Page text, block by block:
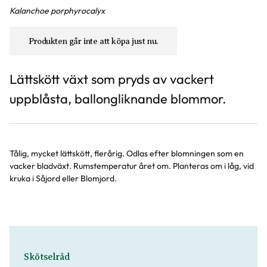
Kalanchoe porphyrocalyx
Produkten går inte att köpa just nu.
Lättskött växt som pryds av vackert
uppblåsta, ballongliknande blommor.
Tålig, mycket lättskött, flerårig. Odlas efter blomningen som en
vacker bladväxt. Rumstemperatur året om. Planteras om i låg, vid
kruka i Såjord eller Blomjord.
Skötselråd